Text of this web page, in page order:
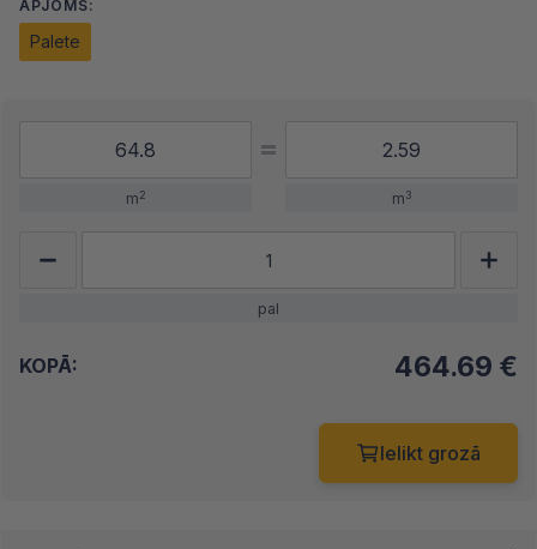
APJOMS:
Palete
m2 m3
pal
KOPĀ: 464.69 €
Ielikt grozā